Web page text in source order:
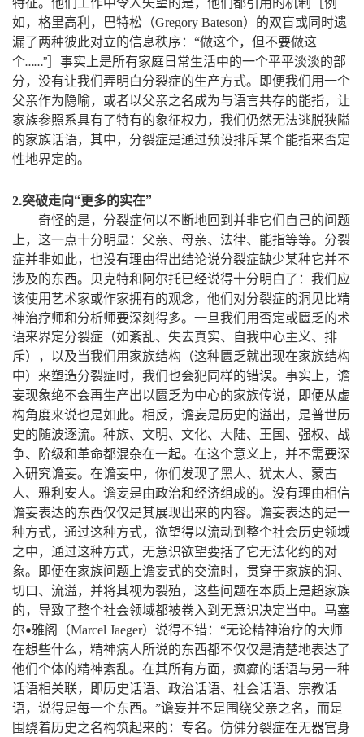
如 ， 格里高利 ， 巴特松（Gregory Bateson）的双盲或同时遗
漏了两种彼此对立的信息秩序： “做这个， 但不要做这
个……” ］事实上是所有家庭日常生活中的一个平平淡淡的部
分， 没有让我们弄明白分裂症的生产方式。
即便我们用一个
父亲作为隐喻， 或者以父亲之名成为与语言共存的能指， 让
家族参照系具有了特有的象征权力， 我们仍然无法逃脱狭隘
的家族话语， 其中，
分裂症是通过预设排斥某个能指来否定
性地界定的。
2.突破走向“更多的实在”
奇怪的是，
分裂症何以不断地回到并非它们自己的问题
上 ， 这一点十分明显 ： 父亲、母亲、法律、能指等等。
分裂
症并非如此， 也没有理由得出结论说分裂症缺少某种它并不
涉及的东西。 贝克特和阿尔托已经说得十分明白了 ：
我们应
该使用艺术家或作家拥有的观念， 他们对分裂症的洞见比精
神治疗师和分析师要深刻得多。 一旦我们用否定或匮乏的术
语来界定分裂症（如紊乱、失去真实、自我中心主义、排
斥）
，
以及当我们用家族结构（这种匮乏就出现在家族结构
中）来塑造分裂症时， 我们也会犯同样的错误。 事实上 ， 谵
妄现象绝不会再生产出以匮乏为中心的家族传说，
即便从虚
构角度来说也是如此。 相反 ， 谵妄是历史的溢出，
是普世历
史的随波逐流。 种族、文明、文化、大陆、王国、强权、战
争、阶级和革命都混杂在一起。 在这个意义上 ， 并不需要深
入研究谵妄。 在谵妄中， 你们发现了黑人、犹太人、蒙古
人、雅利安人。 谵妄是由政治和经济组成的。 没有理由相信
谵妄表达的东西仅仅是其展现出来的内容。 谵妄表达的是一
种方式， 通过这种方式， 欲望得以流动到整个社会历史领域
之中， 通过这种方式， 无意识欲望要括了它无法化约的对
象。 即便在家族问题上谵妄式的交流时，
贯穿于家族的洞、
切口、流溢， 并将其视为裂殖， 这些问题在本质上是超家族
的， 导致了整个社会领域都被卷入到无意识决定当中。
马塞
尔•雅阁 （Marcel Jaeger） 说得不错： “无论精神治疗的大师
在想些什么 ， 精神病人所说的东西都不仅仅是清楚地表达了
他们个体的精神紊乱。 在其所有方面， 疯癫的话语与另一种
话语相关联，
即历史话语、政治话语、社会话语、宗教话
语， 说得是每一个东西。 ”谵妄并不是围绕父亲之名 ，
而是
围绕着历史之名构筑起来的 ： 专名。 仿佛分裂症在无器官身